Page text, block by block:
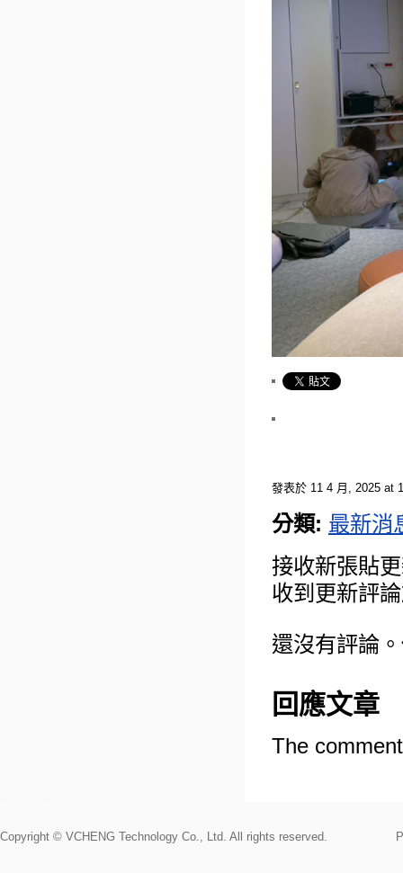
發表於 11 4 月, 2025 at
分類: 最新消
接收新張貼
收到更新評
還沒有評論
回應文章
The
Copyright © VCHENG Technology Co., Ltd. All rights